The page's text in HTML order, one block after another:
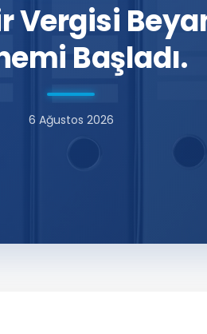
Vergisi
Başladı.
6 Ağustos 2026